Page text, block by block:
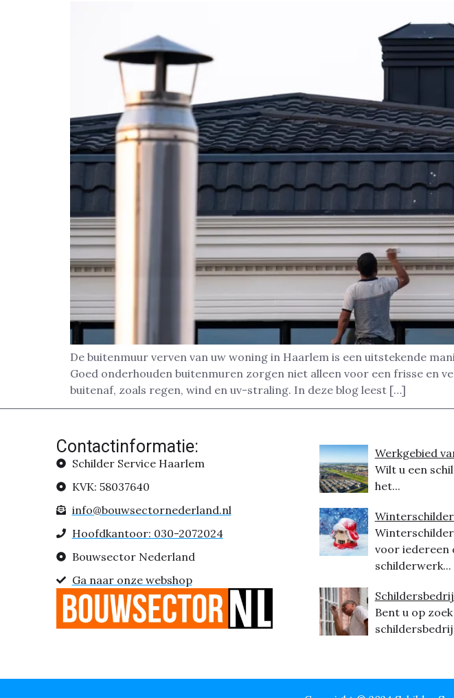
De buitenmuur verven van uw woning in Haarlem is een uitstekende
Goed onderhouden buitenmuren zorgen niet alleen voor een frisse en
buitenaf, zoals regen, wind en uv-straling. In deze blog leest […]
Contactinformatie:
Schilder Service Haarlem
KVK: 58037640
info@bouwsectornederland.nl
Hoofdkantoor: 030-2072024
Bouwsector Nederland
Ga naar onze webshop
Werkgebied
Wilt u een
het...
voor iedereen
schilderwerk...
Bent u op